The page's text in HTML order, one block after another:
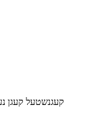
קעגנשטעל קעגן